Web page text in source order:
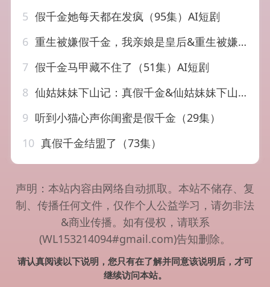
5 假千金她每天都在发疯（95集）AI短剧
6 重生被嫌假千金，我亲娘是皇后&重生被嫌假千金我亲娘是皇后（31集）AI短剧
7 假千金马甲藏不住了（51集）AI短剧
8 仙姑妹妹下山记：真假千金&仙姑妹妹下山记真假千金（110集）AI短剧
9 听到小猫心声你闺蜜是假千金（29集）
10 真假千金结盟了（73集）
声明：本站内容由网络自动抓取。本站不储存、复
制、传播任何文件，仅作个人公益学习，请勿非法
&商业传播。如有侵权，请联系
(WL153214094#gmail.com)告知删除。
请认真阅读以下说明，您只有在了解并同意该说明后，才可
继续访问本站。